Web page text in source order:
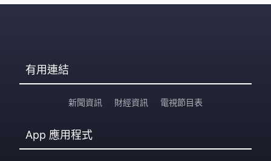
有用連結
新聞資訊 財經資訊 電視節目表
App 應用程式